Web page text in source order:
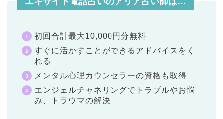
初回合計最大10,000円分無料
すぐに活かすことができるアドバイスをく
れる
メンタル心理カウンセラーの資格も取得
エンジェルチャネリングでトラブルやお悩
み、トラウマの解決